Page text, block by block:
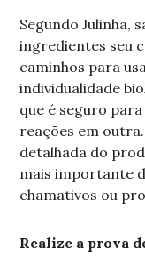
Segundo Julinha,
ingredientes seu
caminhos para
individualidade
que é seguro
reações em
detalhada do
mais importante
chamativos ou
Realize a prova